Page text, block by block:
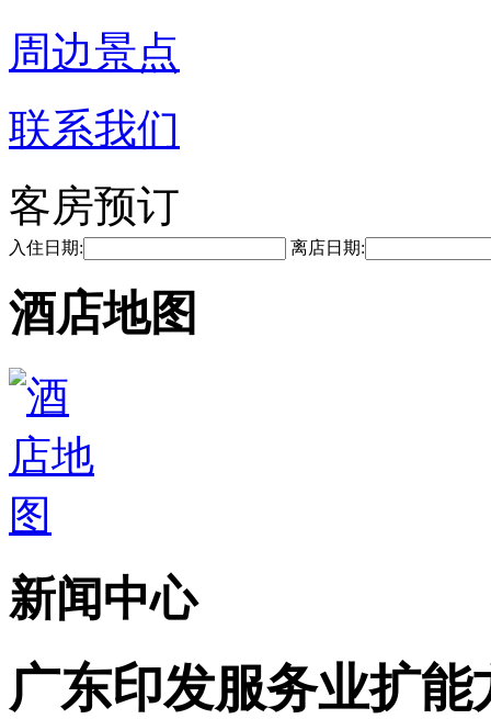
周边景点
联系我们
客房预订
入住日期: 离店日期:
酒店地图
新闻中心
广东印发服务业扩